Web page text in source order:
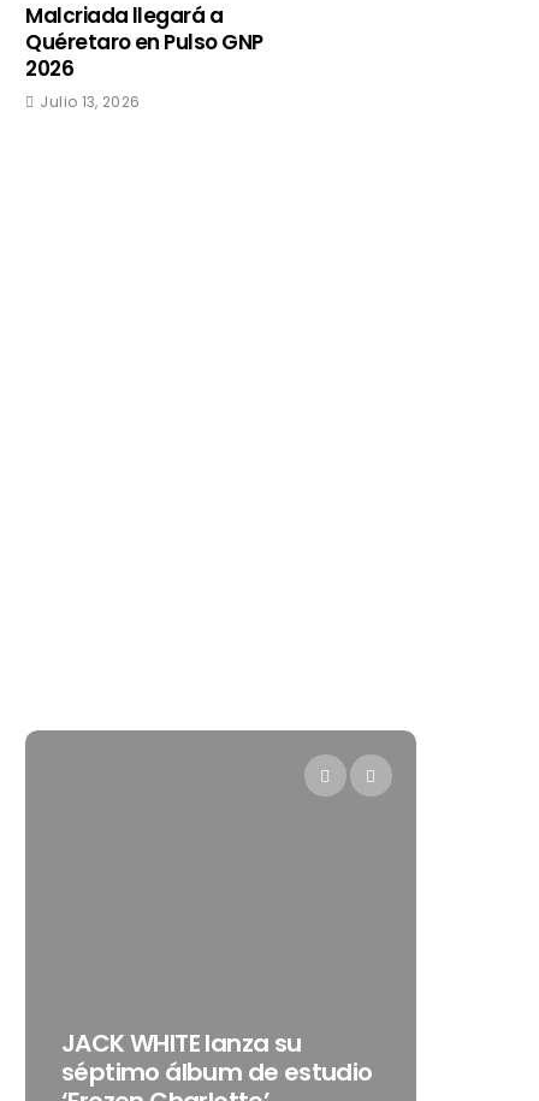
Malcriada llegará a
Quéretaro en Pulso GNP
2026
Julio 13, 2026
JACK WHITE lanza su
séptimo álbum de estudio